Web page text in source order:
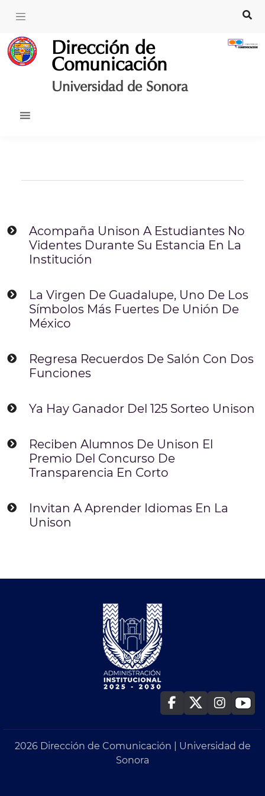
content
Dirección de
Comunicación
Universidad de Sonora
Acompaña Unison A Estudiantes No
Videntes Durante Su Estancia En La
Institución
La Virgen De Guadalupe, Uno De Los
Símbolos Más Fuertes De Unión De
México
Regresa Recuerdos De Salón Con Dos
Funciones
Ya Hay Ganador Del 125 Sorteo Unison
Reciben Alumnos De Unison El
Premio Del Concurso De
Transparencia En Corto
Invitan A Aprender Idiomas En La
Unison
2026 Dirección de Comunicación | Universidad de
Sonora